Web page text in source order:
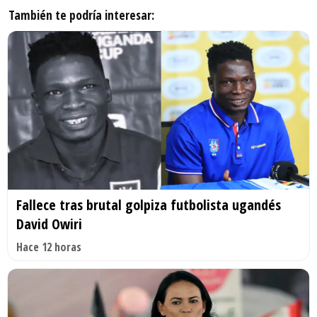
También te podría interesar:
Fallece tras brutal golpiza futbolista ugandés
David Owiri
Hace 12 horas